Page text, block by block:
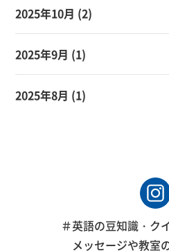
2025年10月 (2)
2025年9月 (1)
2025年8月 (1)
＃英語の豆知識・ク
メッセージや教室